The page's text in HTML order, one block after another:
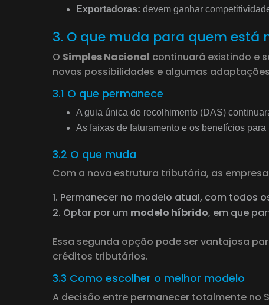
Exportadoras: devem ganhar
3. O que muda para quem está
O Simples Nacional continuará existindo e
novas possibilidades e algumas
3.1 O que permanece
A guia única de recolhimento (DAS)
As faixas de faturamento e os benefícios
3.2 O que muda
Com a nova estrutura tributária, as
Permanecer no modelo atual, com todos
Optar por um modelo híbrido, em que
Essa segunda opção pode ser vantajosa
créditos tributários.
3.3 Como escolher o melhor modelo
A decisão entre permanecer totalmente no